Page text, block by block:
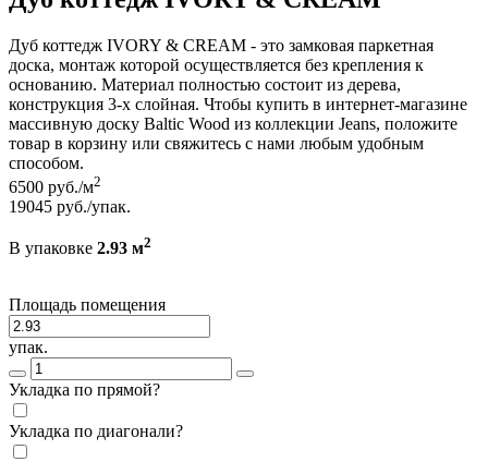
Дуб коттедж IVORY & CREAM - это замковая паркетная
доска, монтаж которой осуществляется без крепления к
основанию. Материал полностью состоит из дерева,
конструкция 3-х слойная. Чтобы купить в интернет-магазине
массивную доску Baltic Wood из коллекции Jeans, положите
товар в корзину или свяжитесь с нами любым удобным
способом.
6500 руб./м2
19045 руб./упак.
В упаковке 2.93 м2
Площадь помещения
упак.
Укладка по прямой?
Укладка по диагонали?